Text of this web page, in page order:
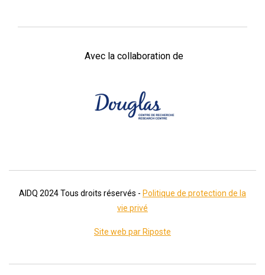
Avec la collaboration de
AIDQ 2024Tous droits réservés - Politique de protection de la
vie privé
Site web par Riposte